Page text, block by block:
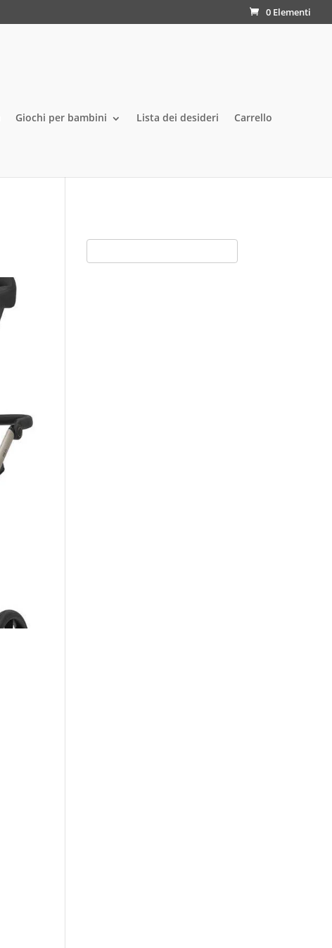
0 Elementi
Giochi per bambini Lista dei desideri
Carrello